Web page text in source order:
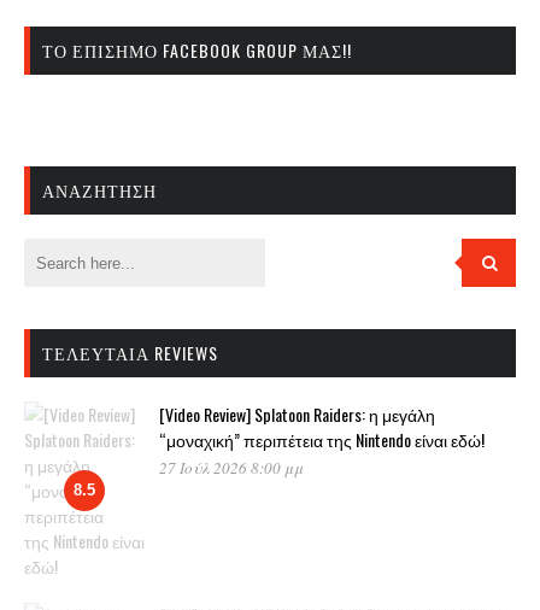
ΤΟ ΕΠΊΣΗΜΟ FACEBOOK GROUP ΜΑΣ!!
ΑΝΑΖΉΤΗΣΗ
ΤΕΛΕΥΤΑΊΑ REVIEWS
8.5
[Video Review] Splatoon Raiders: η μεγάλη
“μοναχική” περιπέτεια της Nintendo είναι εδώ!
27 Ιούλ 2026 8:00 μμ